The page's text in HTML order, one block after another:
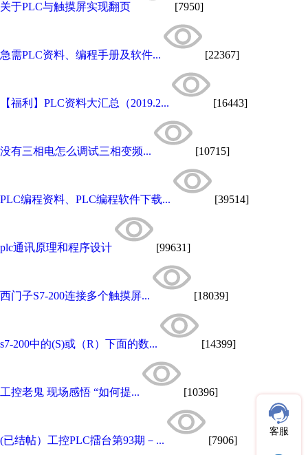
关于PLC与触摸屏实现翻页 [7950]
急需PLC资料、编程手册及软件... [22367]
【福利】PLC资料大汇总（2019.2... [16443]
没有三相电怎么调试三相变频... [10715]
PLC编程资料、PLC编程软件下载... [39514]
plc通讯原理和程序设计 [99631]
西门子S7-200连接多个触摸屏... [18039]
s7-200中的(S)或（R）下面的数... [14399]
工控老鬼 现场感悟 “如何提... [10396]
(已结帖）工控PLC擂台第93期－... [7906]
客服